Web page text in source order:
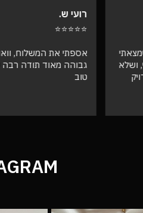
אספתי את המשלוח, וואו מטורף
גבוהה מאוד תודה רבה שירות